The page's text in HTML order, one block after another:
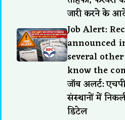
जारी करने के
Job Alert:
announced
several
know the
जॉब अलर्ट:
संस्थानों में
डिटेल